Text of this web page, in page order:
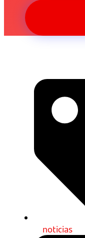
noticias